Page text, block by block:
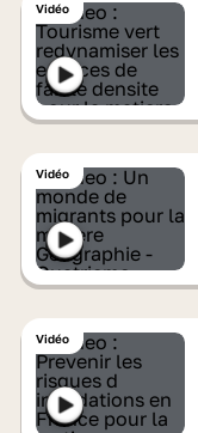
Vidéo
Vidéo
Vidéo